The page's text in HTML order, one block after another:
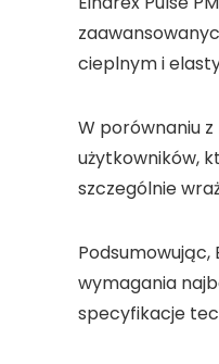
cieplnym i
W porównaniu
użytkowników,
szczególnie
Podsumowując,
wymagania
specyfikacje